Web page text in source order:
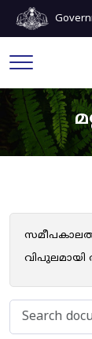
സമീപകാലത്ത്
വിപുലമായി